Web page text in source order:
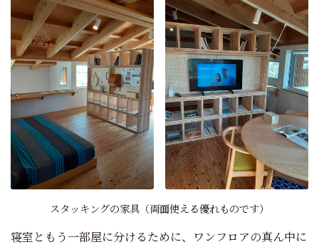
スタッキングの家具（両面使える優れものです）
寝室ともう一部屋に分けるために、ワンフロアの真ん中に